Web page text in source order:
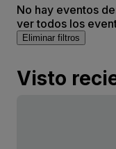
No hay eventos
ver todos los
Eliminar filtros
Visto